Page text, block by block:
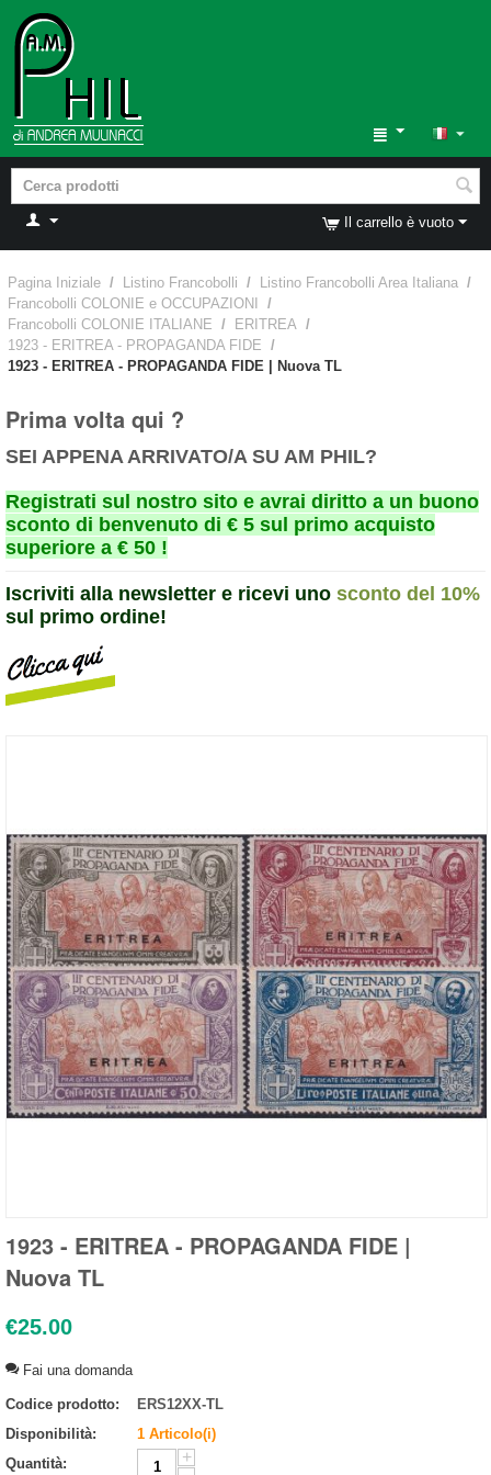
Il carrello è vuoto
Pagina Iniziale / Listino Francobolli / Listino Francobolli Area Italiana /
Francobolli COLONIE e OCCUPAZIONI
/
Francobolli COLONIE ITALIANE / ERITREA /
1923 - ERITREA - PROPAGANDA FIDE /
1923 - ERITREA - PROPAGANDA FIDE | Nuova TL
Prima volta qui ?
SEI APPENA ARRIVATO/A SU AM PHIL?
Registrati sul nostro sito e avrai diritto a un buono
sconto di benvenuto di € 5 sul primo acquisto
superiore a € 50 !
Iscriviti alla newsletter e ricevi uno sconto del 10%
sul primo ordine!
1923 - ERITREA - PROPAGANDA FIDE |
Nuova TL
€25.00
Fai una domanda
Codice prodotto:
ERS12XX-TL
Disponibilità:
1 Articolo(i)
Quantità:
+